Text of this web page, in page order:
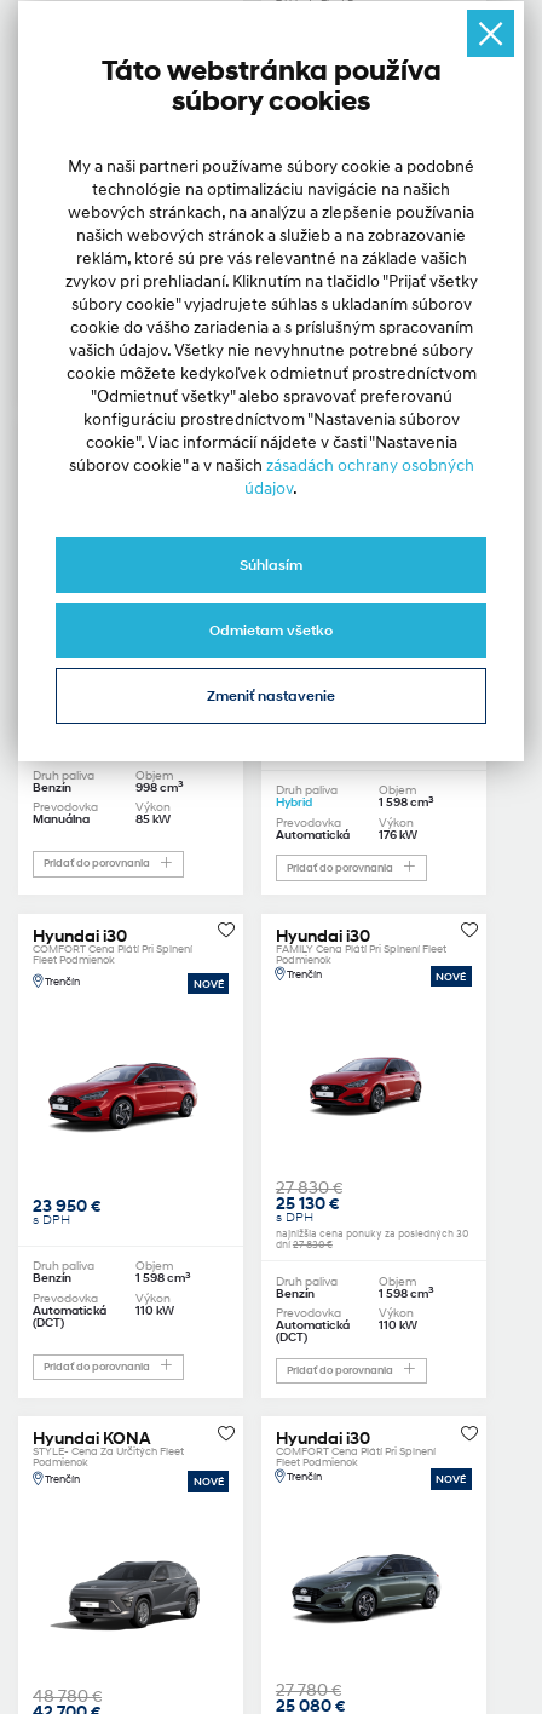
26 900 €
Druh paliva
Objem
1 598 cm
Automatická
110 kW
Pridať do porovnania
Základe Fleet Programu
29 500 €
s DPH
Druh paliva
Benzín
Objem
1 598 cm 3
Prevodovka
Automatická
(DCT)
132 kW
Pridať do porovnania
Hyundai i30
COMFORT Cena Plátí Pri Splnení
Fleet Podmienok
s DPH
Druh paliva
Benzín
Objem
998 cm3
Prevodovka
Manuálna
Výkon
85 kW
Pridať do porovnania
Hyundai TUCSON
TUCSON BLACK LINE ...Cena Len
Za Určitých Podmienok
Trenčín
44 150 €
s DPH
Druh paliva
Hybrid
Objem
1 598 cm3
Prevodovka
Automatická
Výkon
176 kW
Pridať do porovnania
Hyundai i30
COMFORT Cena Plátí Pri Splnení
Fleet Podmienok
Trenčín
NOVÉ
23 950 €
s DPH
Druh paliva
Benzín
Objem
1 598 cm3
Prevodovka
Automatická
(DCT)
Výkon
110 kW
Pridať do porovnania
Hyundai i30
FAMILY Cena Plátí Pri Splnení Fleet
Podmienok
Trenčín
NOVÉ
27 830 €
25 130 €
s DPH
najnižšia cena ponuky za posledných 30
dní27 830 €
Druh paliva
Benzín
Objem
1 598 cm3
Prevodovka
Automatická
(DCT)
Výkon
110 kW
Pridať do porovnania
Hyundai KONA
STYLE- Cena Za Určitých Fleet
Podmienok
Trenčín
NOVÉ
48 780 €
Hyundai i30
COMFORT Cena Plátí Pri Splnení
Fleet Podmienok
Trenčín
NOVÉ
27 780 €
25 080 €
Táto webstránka používa
súbory cookies
My a naši partneri používame súbory cookie a podobné
technológie na optimalizáciu navigácie na našich
webových stránkach, na analýzu a zlepšenie používania
našich webových stránok a služieb a na zobrazovanie
reklám, ktoré sú pre vás relevantné na základe vašich
zvykov pri prehliadaní. Kliknutím na tlačidlo "Prijať všetky
súbory cookie" vyjadrujete súhlas s ukladaním súborov
cookie do vášho zariadenia a s príslušným spracovaním
vašich údajov. Všetky nie nevyhnutne potrebné súbory
cookie môžete kedykoľvek odmietnuť prostredníctvom
"Odmietnuť všetky" alebo spravovať preferovanú
konfiguráciu prostredníctvom "Nastavenia súborov
cookie". Viac informácií nájdete v časti "Nastavenia
súborov cookie" a v našich zásadách ochrany osobných
údajov.
Súhlasím
Odmietam všetko
Zmeniť nastavenie